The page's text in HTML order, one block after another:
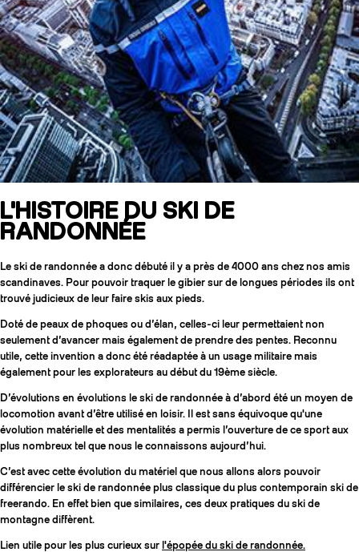
L'HISTOIRE DU SKI DE
RANDONNÉE
Le ski de randonnée a donc débuté il y a près de 4000 ans chez nos amis
scandinaves. Pour pouvoir traquer le gibier sur de longues périodes ils ont
trouvé judicieux de leur faire skis aux pieds.
Doté de peaux de phoques ou d’élan, celles-ci leur permettaient non
seulement d’avancer mais également de prendre des pentes. Reconnu
utile, cette invention a donc été réadaptée à un usage militaire mais
également pour les explorateurs au début du 19ème siècle.
D’évolutions en évolutions le ski de randonnée à d’abord été un moyen de
locomotion avant d’être utilisé en loisir. Il est sans équivoque qu'une
évolution matérielle et des mentalités a permis l’ouverture de ce sport aux
plus nombreux tel que nous le connaissons aujourd’hui.
C’est avec cette évolution du matériel que nous allons alors pouvoir
différencier le ski de randonnée plus classique du plus contemporain ski de
freerando. En effet bien que similaires, ces deux pratiques du ski de
montagne diffèrent.
Lien utile pour les plus curieux sur l'épopée du ski de randonnée.